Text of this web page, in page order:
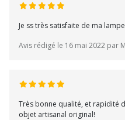
Je ss très satisfaite de ma
Avis rédigé le 16 mai 2022 par
Très bonne qualité, et rapidité
objet artisanal original!